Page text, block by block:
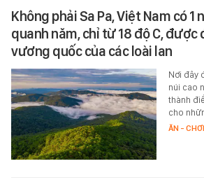
Không phải Sa Pa, Việt Nam có 1
quanh năm, chỉ từ 18 độ C, được
vương quốc của các loài lan
Nơi đây
núi cao
thành
cho
ĂN -